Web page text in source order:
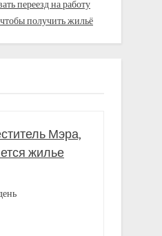
переезд на работу
получить жильё
Мэра,
жилье